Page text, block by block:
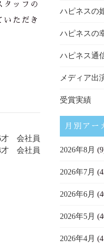
タッフの
いただき
会社員
会社員
ハピネスの
ハピネスの
ハピネス通
メディア出
受賞実績
月別アー
2026年8月
2026年7月
2026年6月
2026年5月
2026年4月